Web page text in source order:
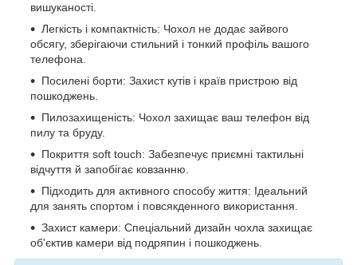
вишуканості.
Легкість і компактність: Чохол не додає зайвого
обсягу, зберігаючи стильний і тонкий профіль вашого
телефона.
Посилені борти: Захист кутів і країв пристрою від
пошкоджень.
Пилозахищеність: Чохол захищає ваш телефон від
пилу та бруду.
Покриття soft touch: Забезпечує приємні тактильні
відчуття й запобігає ковзанню.
Підходить для активного способу життя: Ідеальний
для занять спортом і повсякденного використання.
Захист камери: Спеціальний дизайн чохла захищає
об'єктив камери від подряпин і пошкоджень.